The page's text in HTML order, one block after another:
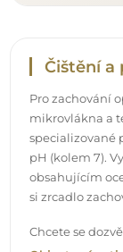
Doručení
Nabízíme
převezmete
nabízíme také
doručit zásilku
80×120 cm
může být
kurýr zásilku do